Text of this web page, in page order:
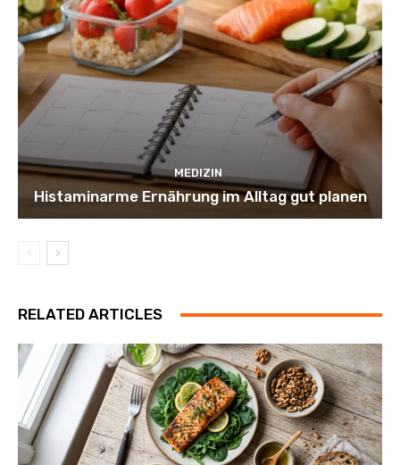
MEDIZIN
Histaminarme Ernährung im Alltag gut planen
RELATED ARTICLES